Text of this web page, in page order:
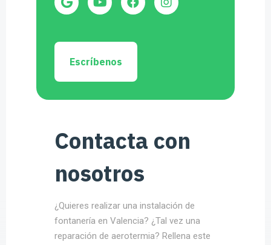
Escríbenos
Contacta con
nosotros
¿Quieres realizar una instalación de
fontanería en Valencia? ¿Tal vez una
reparación de aerotermia? Rellena este